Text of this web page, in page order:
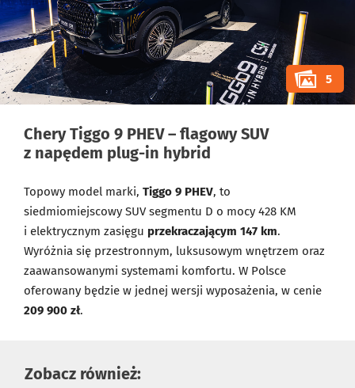
5
Chery Tiggo 9 PHEV – flagowy SUV
z napędem plug-in hybrid
Topowy model marki, Tiggo 9 PHEV, to
siedmiomiejscowy SUV segmentu D o mocy 428 KM
i elektrycznym zasięgu przekraczającym 147 km.
Wyróżnia się przestronnym, luksusowym wnętrzem oraz
zaawansowanymi systemami komfortu. W Polsce
oferowany będzie w jednej wersji wyposażenia, w cenie
209 900 zł.
Zobacz również: